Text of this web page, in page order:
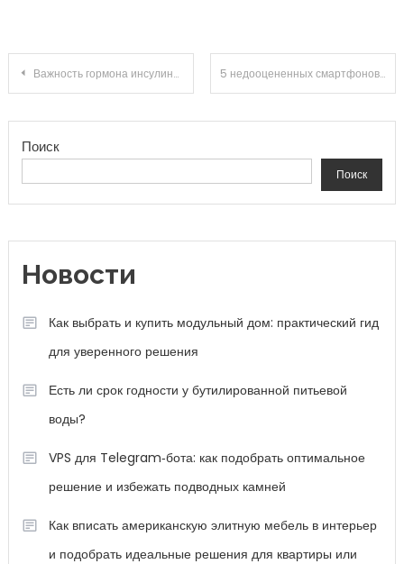
Навигация по записям
Важность гормона инсулина в организме — функции, роль и регуляция 5 недооцененных смартфонов
Поиск
Поиск
Новости
Как выбрать и купить модульный дом: практический гид
для уверенного решения
Есть ли срок годности у бутилированной питьевой
воды?
VPS для Telegram‑бота: как подобрать оптимальное
решение и избежать подводных камней
Как вписать американскую элитную мебель в интерьер
и подобрать идеальные решения для квартиры или